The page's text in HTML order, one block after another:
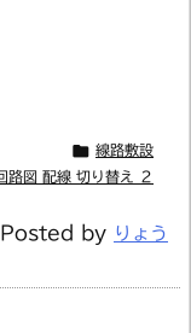
 線路敷設
路図 配線 切り替え ２
Posted by りょう